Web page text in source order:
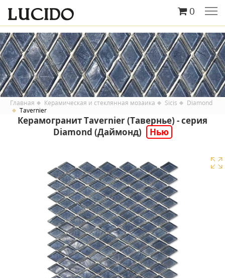
0
Главная Керамическая и стеклянная мозаика Sicis
Diamond
Tavernier
Керамогранит Tavernier (Тавернье) - серия
Diamond (Даймонд)
Нью